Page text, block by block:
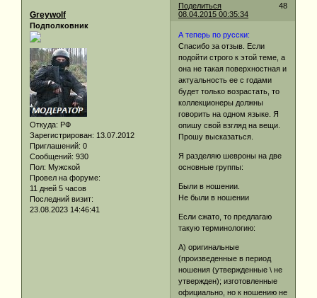
Поделиться
48
08.04.2015 00:35:34
Greywolf
Подполковник
Откуда: РФ
Зарегистрирован: 13.07.2012
Приглашений: 0
Сообщений: 930
Пол: Мужской
Провел на форуме:
11 дней 5 часов
Последний визит:
23.08.2023 14:46:41
А теперь по русски:
Спасибо за отзыв. Если
подойти строго к этой теме, а
она не такая поверхностная и
актуальность ее с годами
будет только возрастать, то
коллекционеры должны
говорить на одном языке. Я
опишу свой взгляд на вещи.
Прошу высказаться.
Я разделяю шевроны на две
основные группы:
Были в ношении.
Не были в ношении
Если сжато, то предлагаю
такую ​​терминологию:
А) оригинальные
(произведенные в период
ношения (утвержденные \ не
утвержден); изготовленные
официально, но к ношению не